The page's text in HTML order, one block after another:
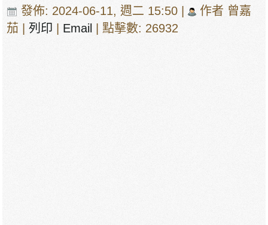
發佈: 2024-06-11, 週二 15:50 |
作者 曾嘉
茄 |列印 Email | 點擊數: 26932